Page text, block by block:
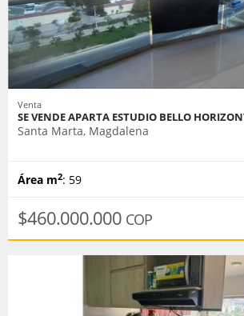
Venta
SE VENDE APARTA ESTUDIO BELLO
Santa Marta, Magdalena
Área m2: 59
$460.000.000 COP